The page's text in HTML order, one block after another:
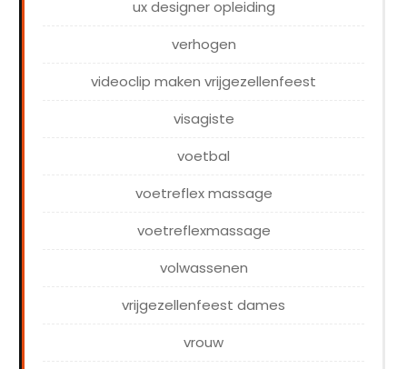
ux designer opleiding
verhogen
videoclip maken vrijgezellenfeest
visagiste
voetbal
voetreflex massage
voetreflexmassage
volwassenen
vrijgezellenfeest dames
vrouw